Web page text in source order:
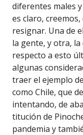
diferentes males
es claro,
resignar. Una de
la gente, y otra, la
respecto a esto
algunas
traer el ejemplo
como Chile, que
intentando, de
titución de
pandemia y